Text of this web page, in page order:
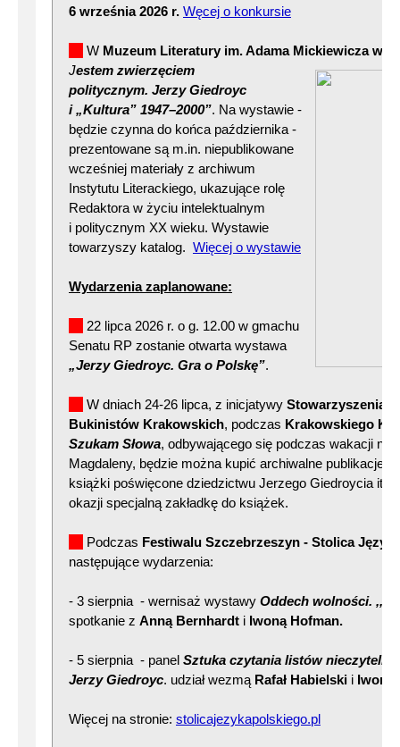
6 września 2026 r. Węcej o konkursie
W Muzeum Literatury im. Adama Mickiewicza w
Jestem zwierzęciem
politycznym. Jerzy Giedroyc
i „Kultura” 1947–2000”. Na wystawie -
będzie czynna do końca października -
prezentowane są m.in. niepublikowane
wcześniej materiały z archiwum
Instytutu Literackiego, ukazujące rolę
Redaktora w życiu intelektualnym
i politycznym XX wieku. Wystawie
towarzyszy katalog. Więcej o wystawie
Wydarzenia zaplanowane:
22 lipca 2026 r. o g. 12.00 w gmachu
Senatu RP zostanie otwarta wystawa
„Jerzy Giedroyc. Gra o Polskę”.
W dniach 24-26 lipca, z inicjatywy Stowarzyszenia
Bukinistów Krakowskich, podczas Krakowskiego
Szukam Słowa, odbywającego się podczas wakacji na
Magdaleny, będzie można kupić archiwalne publikacje
książki poświęcone dziedzictwu Jerzego Giedroycia itp.
okazji specjalną zakładkę do książek.
Podczas Festiwalu Szczebrzeszyn - Stolica
następujące wydarzenia:
- 3 sierpnia - wernisaż wystawy Oddech wolności.
spotkanie z Anną Bernhardt i Iwoną Hofman.
- 5 sierpnia - panel Sztuka czytania listów
Jerzy Giedroyc. udział wezmą Rafał Habielski i Iwona
Więcej na stronie: stolicajezykapolskiego.pl